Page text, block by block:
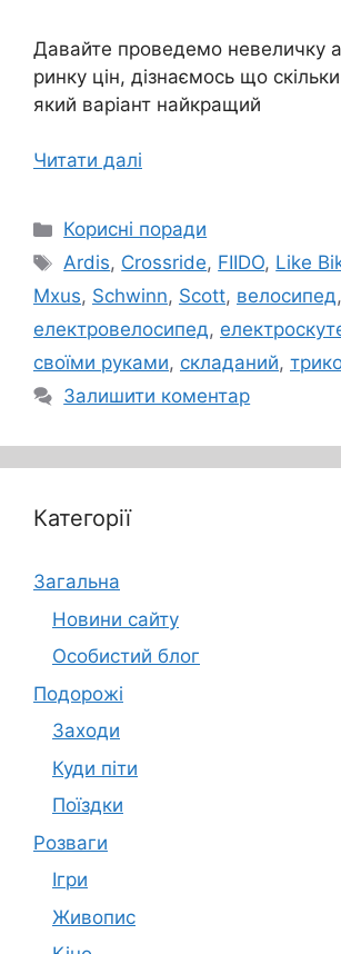
Давайте проведемо невеличку
ринку цін, дізнаємось що
який варіант найкращий
Читати далі
Категорії
Корисні поради
Позначки
Ardis, Crossride, FIIDO, Like
Mxus, Schwinn, Scott, велосипед,
електровелосипед,
своїми руками, складаний,
Залишити коментар
Категорії
Загальна
Новини сайту
Особистий блог
Подорожі
Заходи
Куди піти
Поїздки
Розваги
Ігри
Живопис